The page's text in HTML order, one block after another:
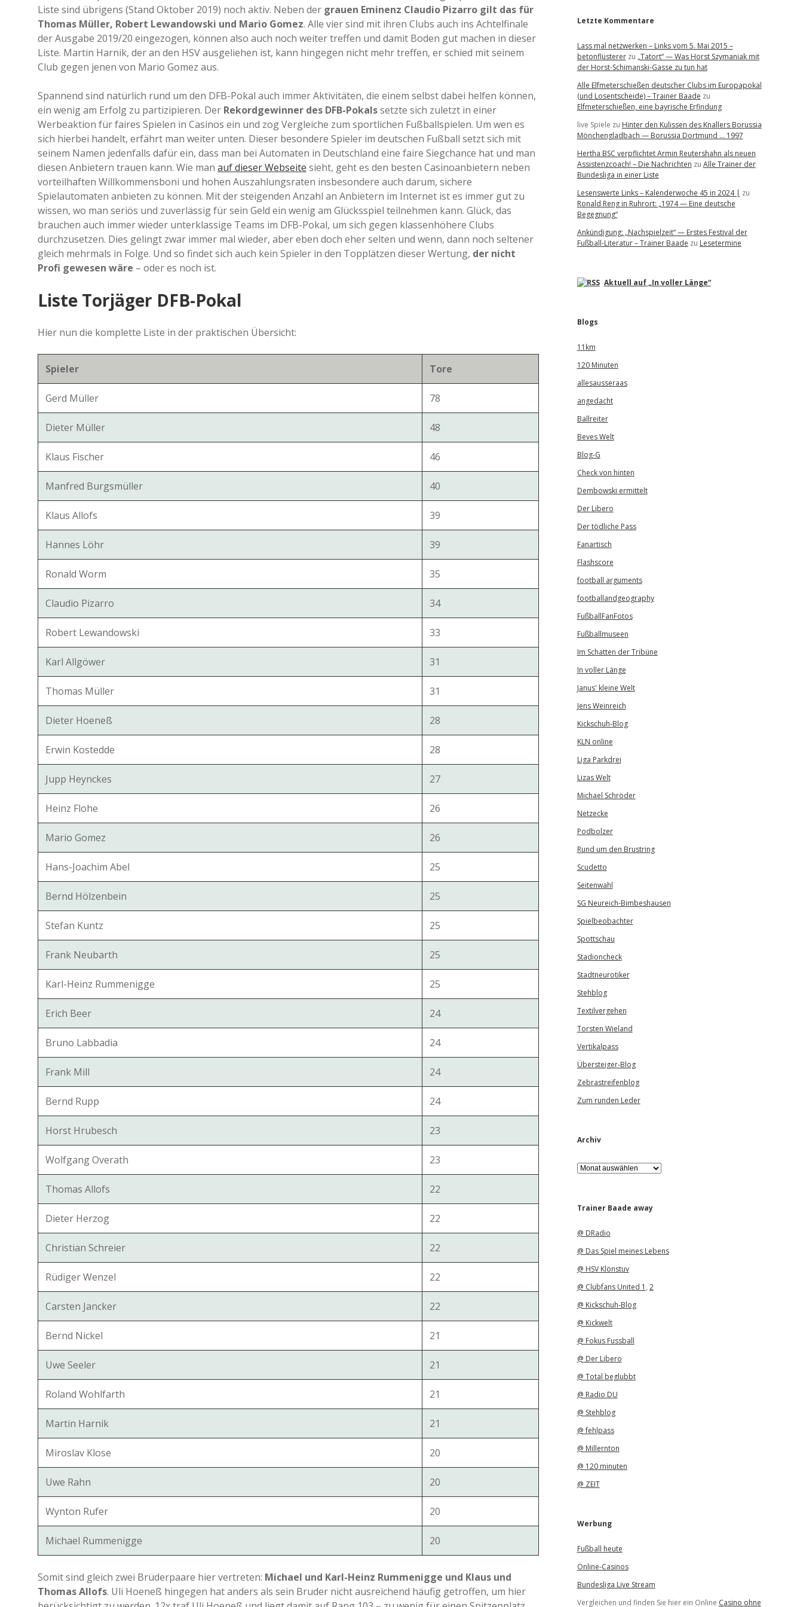
Liste sind übrigens (Stand Oktober 2019) noch aktiv. Neben der grauen Eminenz Claudio Pizarro gilt das für
Thomas Müller, Robert Lewandowski und Mario Gomez. Alle vier sind mit ihren Clubs auch ins Achtelfinale
der Ausgabe 2019/20 eingezogen, können also auch noch weiter treffen und damit Boden gut machen in dieser
Liste. Martin Harnik, der an den HSV ausgeliehen ist, kann hingegen nicht mehr treffen, er schied mit seinem
Club gegen jenen von Mario Gomez aus.
Spannend sind natürlich rund um den DFB-Pokal auch immer Aktivitäten, die einem selbst dabei helfen können,
ein wenig am Erfolg zu partizipieren. Der Rekordgewinner des DFB-Pokalssetzte sich zuletzt in einer
Werbeaktion für faires Spielen in Casinos ein und zog Vergleiche zum sportlichen Fußballspielen. Um wen es
sich hierbei handelt, erfährt man weiter unten. Dieser besondere Spieler im deutschen Fußball setzt sich mit
seinem Namen jedenfalls dafür ein, dass man bei Automaten in Deutschland eine faire Siegchance hat und man
diesen Anbietern trauen kann. Wie man auf dieser Webseite sieht, geht es den besten Casinoanbietern neben
vorteilhaften Willkommensboni und hohen Auszahlungsraten insbesondere auch darum, sichere
Spielautomaten anbieten zu können. Mit der steigenden Anzahl an Anbietern im Internet ist es immer gut zu
wissen, wo man seriös und zuverlässig für sein Geld ein wenig am Glücksspiel teilnehmen kann. Glück, das
brauchen auch immer wieder unterklassige Teams im DFB-Pokal, um sich gegen klassenhöhere Clubs
durchzusetzen. Dies gelingt zwar immer mal wieder, aber eben doch eher selten und wenn, dann noch seltener
gleich mehrmals in Folge. Und so findet sich auch kein Spieler in den Topplätzen dieser Wertung, der nicht
Profi gewesen wäre – oder es noch ist.
Liste Torjäger DFB-Pokal
Hier nun die komplette Liste in der praktischen Übersicht:
Spieler Tore
Gerd Müller 78
Dieter Müller 48
Klaus Fischer 46
Manfred Burgsmüller 40
Klaus Allofs 39
Hannes Löhr 39
Ronald Worm 35
Claudio Pizarro 34
Robert Lewandowski 33
Karl Allgöwer 31
Thomas Müller 31
Dieter Hoeneß 28
Erwin Kostedde 28
Jupp Heynckes 27
Heinz Flohe 26
Mario Gomez 26
Hans-Joachim Abel 25
Bernd Hölzenbein 25
Stefan Kuntz 25
Frank Neubarth 25
Karl-Heinz Rummenigge 25
Erich Beer 24
Bruno Labbadia 24
Frank Mill 24
Bernd Rupp 24
Horst Hrubesch 23
Wolfgang Overath 23
Thomas Allofs 22
Dieter Herzog 22
Christian Schreier 22
Rüdiger Wenzel 22
Carsten Jancker 22
Bernd Nickel 21
Uwe Seeler 21
Roland Wohlfarth 21
Martin Harnik 21
Miroslav Klose 20
Uwe Rahn 20
Wynton Rufer 20
Michael Rummenigge 20
Somit sind gleich zwei Brüderpaare hier vertreten: Michael und Karl-Heinz Rummenigge und Klaus und
Thomas Allofs. Uli Hoeneß hingegen hat anders als sein Bruder nicht ausreichend häufig getroffen, um hier
Letzte Kommentare
Lass mal netzwerken – Links vom 5. Mai 2015 –
betonflüstererzu „Tatort“ — Was Horst Szymaniak mit
der Horst-Schimanski-Gasse zu tun hat
Alle Elfmeterschießen deutscher Clubs im Europapokal
(und Losentscheide) – Trainer Baade zu
Elfmeterschießen, eine bayrische Erfindung
live Spiele zu Hinter den Kulissen des Knallers Borussia
Mönchengladbach — Borussia Dortmund … 1997
Hertha BSC verpflichtet Armin Reutershahn als neuen
Assistenzcoach! – Die Nachrichten zu Alle Trainer der
Bundesliga in einer Liste
Lesenswerte Links – Kalenderwoche 45 in 2024 | zu
Ronald Reng in Ruhrort: „1974 — Eine deutsche
Begegnung“
Ankündigung: „Nachspielzeit“ — Erstes Festival der
Fußball-Literatur – Trainer Baade zu Lesetermine
Aktuell auf „In voller Länge“
Blogs
11km
120 Minuten
allesausseraas
angedacht
Ballreiter
Beves Welt
Blog-G
Check von hinten
Dembowski ermittelt
Der Libero
Der tödliche Pass
Fanartisch
Flashscore
football arguments
footballandgeography
FußballFanFotos
Fußballmuseen
Im Schatten der Tribüne
In voller Länge
Janus' kleine Welt
Jens Weinreich
Kickschuh-Blog
KLN online
Liga Parkdrei
Lizas Welt
Michael Schröder
Netzecke
Podbolzer
Rund um den Brustring
Scudetto
Seitenwahl
SG Neureich-Bimbeshausen
Spielbeobachter
Spottschau
Stadioncheck
Stadtneurotiker
Stehblog
Textilvergehen
Torsten Wieland
Vertikalpass
Übersteiger-Blog
Zebrastreifenblog
Zum runden Leder
Archiv
A
r
iTrainer Baade away
@ DRadio
@ Das Spiel meines Lebens
@ HSV Klönstuv
@ Clubfans United 1 , 2
@ Kickschuh-Blog
@ Kickwelt
@ Fokus Fussball
@ Der Libero
@ Total beglubbt
@ Radio DU
@ Stehblog
@ fehlpass
@ Millernton
@ 120 minuten
@ ZEIT
Werbung
Fußball heute
Online-Casinos
Bundesliga Live Stream
Vergleichen und finden Sie hier ein Online Casino ohne